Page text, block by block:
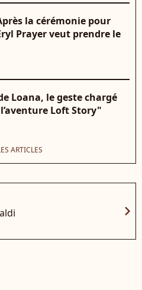
la cérémonie pour
Prayer veut prendre le
Loana, le geste chargé
Loft Story"
ARTICLES
chevron_right